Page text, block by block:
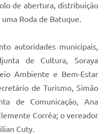
de abertura, distribuição
Roda de Batuque.
autoridades municipais,
de Cultura, Soraya
Ambiente e Bem-Estar
de Turismo, Simão
de Comunicação, Ana
Corrêa; o vereador
Cuty.